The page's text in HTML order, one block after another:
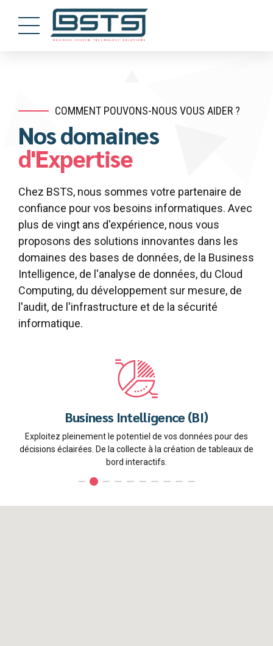
COMMENT POUVONS-NOUS VOUS AIDER ?
Nos domaines
d'Expertise
Chez BSTS, nous sommes votre partenaire de
confiance pour vos besoins informatiques. Avec
plus de vingt ans d'expérience, nous vous
proposons des solutions innovantes dans les
domaines des bases de données, de la Business
Intelligence, de l'analyse de données, du Cloud
Computing, du développement sur mesure, de
l'audit, de l'infrastructure et de la sécurité
informatique.
Business Intelligence (BI)
Exploitez pleinement le potentiel de vos données pour des
décisions éclairées. De la collecte à la création de tableaux de
bord interactifs.